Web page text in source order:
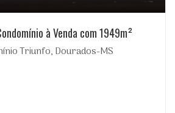
à Venda com 1949m²
Triunfo, Dourados-MS